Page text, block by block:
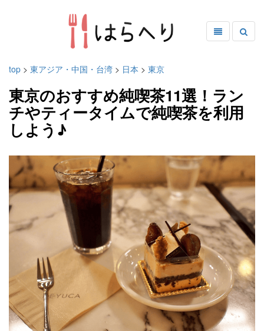
top > 東アジア・中国・台湾 > 日本 > 東京
東京のおすすめ純喫茶11選！ラン
チやティータイムで純喫茶を利用
しよう♪